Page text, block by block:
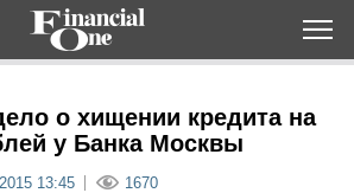
о хищении кредита на
у Банка Москвы
13:45 1670